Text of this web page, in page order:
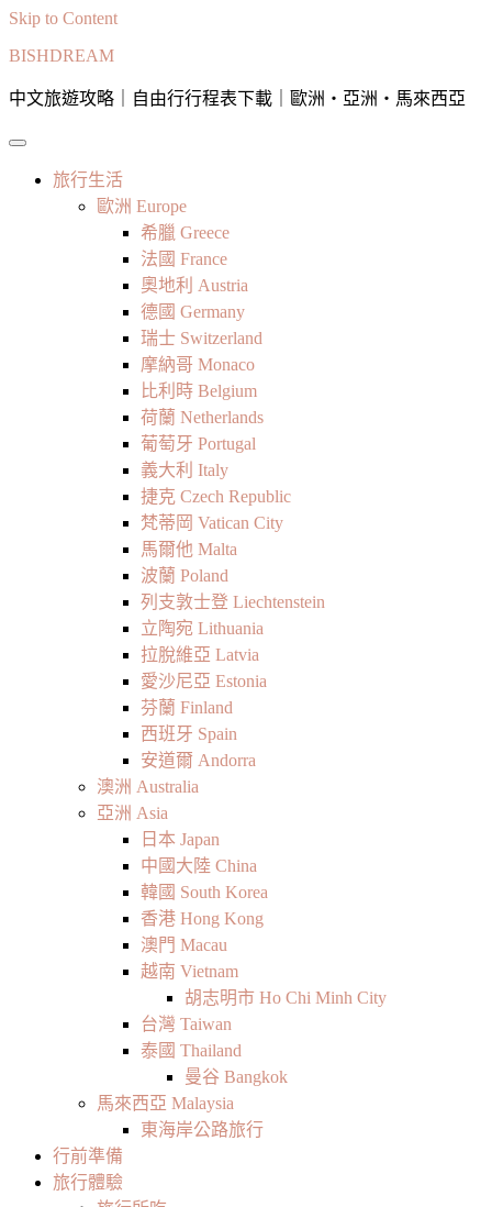
Skip to Content
BISHDREAM
中文旅遊攻略｜自由行行程表下載｜歐洲・亞洲・馬來西亞
旅行生活
歐洲 Europe
希臘 Greece
法國 France
奧地利 Austria
德國 Germany
瑞士 Switzerland
摩納哥 Monaco
比利時 Belgium
荷蘭 Netherlands
葡萄牙 Portugal
義大利 Italy
捷克 Czech Republic
梵蒂岡 Vatican City
馬爾他 Malta
波蘭 Poland
列支敦士登 Liechtenstein
立陶宛 Lithuania
拉脫維亞 Latvia
愛沙尼亞 Estonia
芬蘭 Finland
西班牙 Spain
安道爾 Andorra
澳洲 Australia
亞洲 Asia
日本 Japan
中國大陸 China
韓國 South Korea
香港 Hong Kong
澳門 Macau
越南 Vietnam
胡志明市 Ho Chi Minh City
台灣 Taiwan
泰國 Thailand
曼谷 Bangkok
馬來西亞 Malaysia
東海岸公路旅行
行前準備
旅行體驗